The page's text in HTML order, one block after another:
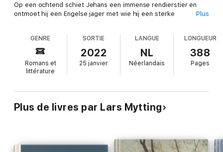
Op een ochtend schiet Jehans een immense rendierstier en
ontmoet hij een Engelse jager met wie hij een sterke
eigen hand te nemen.
'Het Zustertapijt' is een mythische familiesaga voor de
Plus
GENRE
Romans et
littérature
SORTIE
2022
25 janvier
LANGUE
NL
Néerlandais
LONGUEUR
388
Pages
Plus de livres par Lars Mytting